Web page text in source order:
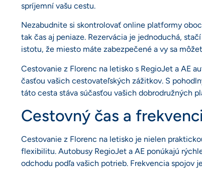
spríjemní vašu cestu.
Nezabudnite si skontrolovať online platformy
tak čas aj peniaze. Rezervácia je jednoduchá,
istotu, že miesto máte zabezpečené a vy sa
Cestovanie z Florenc na letisko s RegioJet a AE
časťou vašich cestovateľských zážitkov. S
táto cesta stáva súčasťou vašich dobrodružných
Cestovný čas a
Cestovanie z Florenc na letisko je nielen
flexibilitu. Autobusy RegioJet a AE ponúkajú
odchodu podľa vašich potrieb. Frekvencia spojov